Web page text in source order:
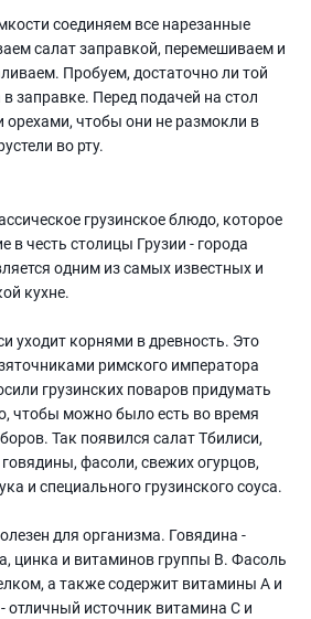
соединяем все нарезанные
салат заправкой, перемешиваем и
Пробуем, достаточно ли той
заправке. Перед подачей на стол
чтобы они не размокли в
во рту.
грузинское блюдо, которое
в честь столицы Грузии - города
одним из самых известных и
кухне.
уходит корнями в древность. Это
римского императора
грузинских поваров придумать
чтобы можно было есть во время
Так появился салат Тбилиси,
фасоли, свежих огурцов,
и специального грузинского соуса.
для организма. Говядина -
цинка и витаминов группы В. Фасоль
а также содержит витамины А и
источник витамина С и